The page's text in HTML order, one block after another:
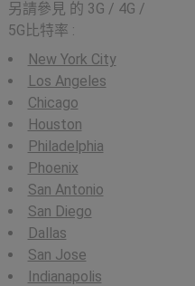
另請參見 的 3G / 4G /
5G比特率 :
New York City
Los Angeles
Chicago
Houston
Philadelphia
Phoenix
San Antonio
San Diego
Dallas
San Jose
Indianapolis